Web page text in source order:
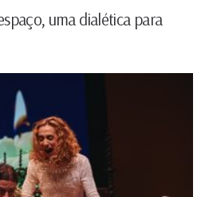
uma dialética para